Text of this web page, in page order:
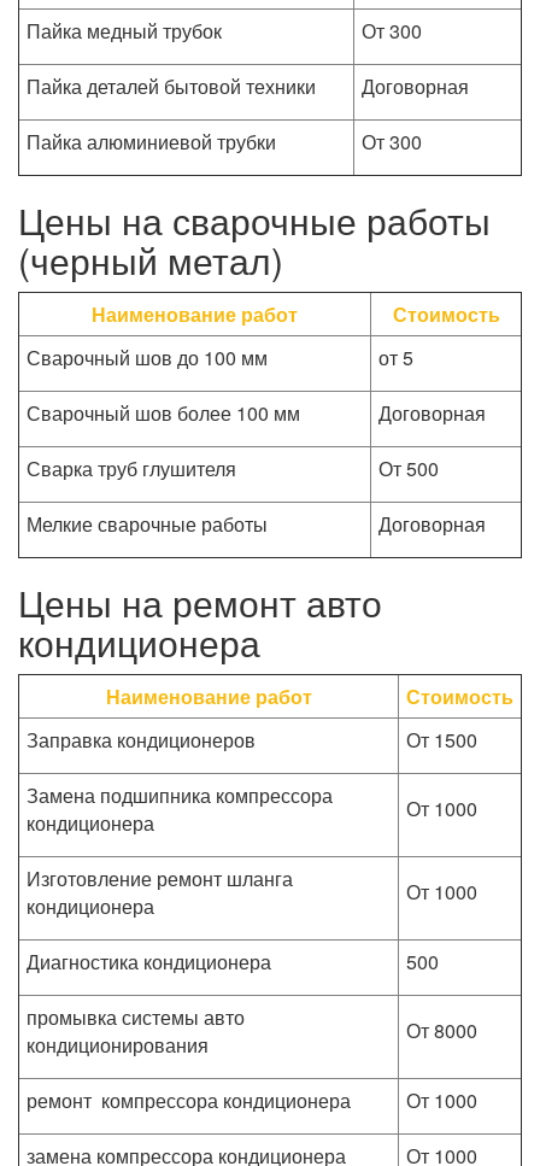
Пайка медный трубок
От 300
Пайка деталей бытовой техники
Договорная
Пайка алюминиевой трубки
От 300
Цены на сварочные работы
(черный метал)
Наименование работ
Стоимость
Сварочный шов до 100 мм
от 5
Сварочный шов более 100 мм
Договорная
Сварка труб глушителя
От 500
Мелкие сварочные работы
Договорная
Цены на ремонт авто
кондиционера
Наименование работ
Стоимость
Заправка кондиционеров
От 1500
Замена подшипника компрессора
кондиционера
От 1000
Изготовление ремонт шланга
кондиционера
От 1000
Диагностика кондиционера
500
промывка системы авто
кондиционирования
От 8000
ремонт компрессора кондиционера
От 1000
замена компрессора кондиционера
От 1000